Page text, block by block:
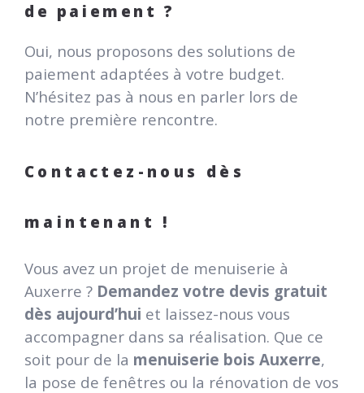
de paiement ?
Oui, nous proposons des solutions de
paiement adaptées à votre budget.
N’hésitez pas à nous en parler lors de
notre première rencontre.
Contactez-nous dès
maintenant !
Vous avez un projet de menuiserie à
Auxerre ? Demandez votre devis gratuit
dès aujourd’hui et laissez-nous vous
accompagner dans sa réalisation. Que ce
soit pour de la menuiserie bois Auxerre,
la pose de fenêtres ou la rénovation de vos